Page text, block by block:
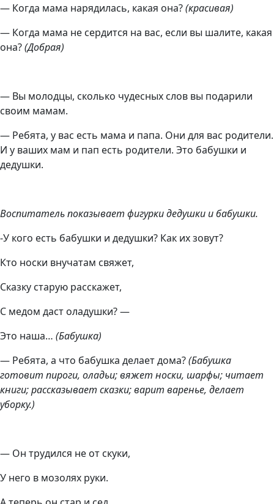
— Когда мама нарядилась, какая она?(красивая)
— Когда мама не сердится на вас, если вы шалите, какая
она?(Добрая)
— Вы молодцы, сколько чудесных слов вы подарили
своим мамам.
— Ребята, у вас есть мама и папа. Они для вас родители.
И у ваших мам и пап есть родители. Это бабушки и
дедушки.
Воспитатель показывает фигурки дедушки и бабушки.
-У кого есть бабушки и дедушки? Как их зовут?
Кто носки внучатам свяжет,
Сказку старую расскажет,
С медом даст оладушки? —
Это наша… (Бабушка)
— Ребята, а что бабушка делает дома?(Бабушка
готовит пироги, оладьи; вяжет носки, шарфы; читает
книги; рассказывает сказки; варит варенье, делает
уборку.)
— Он трудился не от скуки,
У него в мозолях руки.